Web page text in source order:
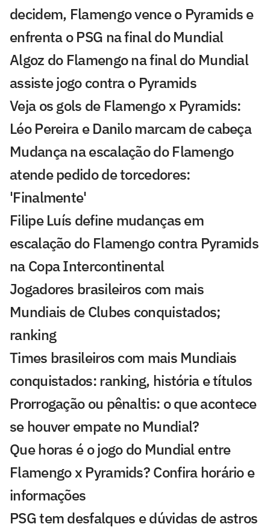
decidem, Flamengo vence o Pyramids e
enfrenta o PSG na final do Mundial
Algoz do Flamengo na final do Mundial
assiste jogo contra o Pyramids
Veja os gols de Flamengo x Pyramids:
Léo Pereira e Danilo marcam de cabeça
Mudança na escalação do Flamengo
atende pedido de torcedores:
'Finalmente'
Filipe Luís define mudanças em
escalação do Flamengo contra Pyramids
na Copa Intercontinental
Jogadores brasileiros com mais
Mundiais de Clubes conquistados;
ranking
Times brasileiros com mais Mundiais
conquistados: ranking, história e títulos
Prorrogação ou pênaltis: o que acontece
se houver empate no Mundial?
Que horas é o jogo do Mundial entre
Flamengo x Pyramids? Confira horário e
informações
PSG tem desfalques e dúvidas de astros